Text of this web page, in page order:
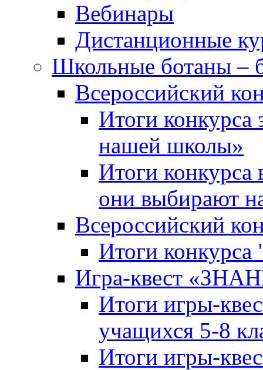
Вебинары
Дистанционные
Школьные ботаны –
Всероссийский
Итоги
нашей школы»
Итоги конкурса
они выбирают
Всероссийский
Итоги
Игра-квест
Итоги игры-
учащихся 5-8
Итоги игры-